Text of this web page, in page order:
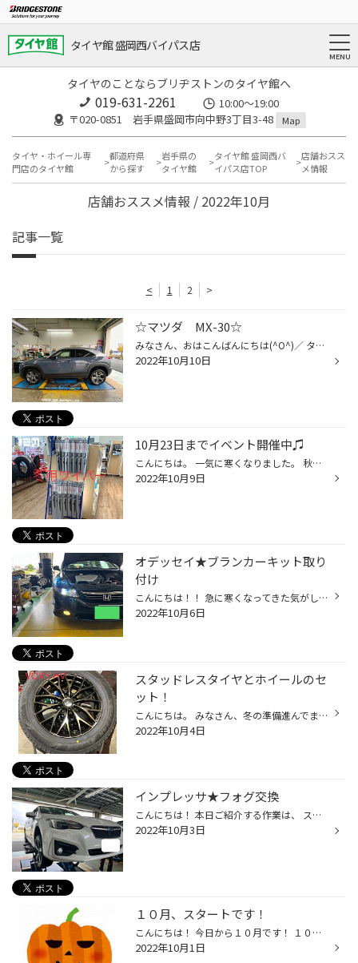
タイヤ館 盛岡西バイパス店
タイヤのことならブリヂストンのタイヤ館へ
019-631-2261
10:00～19:00
〒020-0851 岩手県盛岡市向中野3丁目3-48
Map
タイヤ・ホイール専
門店のタイヤ館
都道府県
から探す
岩手県の
タイヤ館
タイヤ館 盛岡西バ
イパス店TOP
店舗おスス
メ情報
店舗おススメ情報 / 2022年10月
記事一覧
< 1 2 >
☆マツダ MX-30☆
みなさん、おはこんばんにちは(^O^)／ タイヤ館盛岡西バイパス店です。 本日は、ホイールセットでご購入いただきました♪ マツダ MX-30のご紹介 Before 純正アルミ After ホイールは SUVENCER AW5ｓをチョイスしていただきました♪ VRX3とのSETでワンサイズインチダウン SUVに似合うホイールデザイン...
2022年10月10日
10月23日までイベント開催中♫
こんにちは。 一気に寒くなりました。 秋を通り越して、冬のよう。 でも、岩手の冬は、もっと厳しい寒さですね(･_･; みなさま、冬の準備は進んでますか？ 当店では、1O月8日から23日までSALEやってます。 これからやってくる冬に備えて、応援したいSALE！！ タイヤ、ホイールご購入者には、ささやか...
2022年10月9日
オデッセイ★ブランカーキット取り
付け
こんにちは！！ 急に寒くなってきた気がしますね(汗) 皆さん風邪を引かないように 気をつけてくださいね！ 今日ご紹介する作業は ホンダ・オデッセイの ブランカーキット取り付けです！ 交換前の写真がこちらです！ オーナー様より、 今のライトのHIDが見えづらいとの ご相談を受けまして、 こちら...
2022年10月6日
スタッドレスタイヤとホイールのセ
ット！
こんにちは。 みなさん、冬の準備進んでましたか？ 岩手の冬のは、すぐそこまでやってきてます。 今回、スタッドレスタイヤとホイールセットのご紹介です。 新型 VOXY HV VRX3 205／65R 16 レオニス MX 16X65 5／114 40 PBMC/TI オーナー様、ホイールの色合いが気に入りご購入いただきました。 ...
2022年10月4日
インプレッサ★フォグ交換
こんにちは！ 本日ご紹介する作業は、 スバル・インプレッサのフォグ交換です！ タイヤ交換で入庫した際に、 オーナー様よりご依頼いただき 交換させていただきました！ 取り付けたのは、 CATZ ツインカラーLED フォグコンバーションキット こちら白と黄色の切り替えができる タイプなので、好きな...
2022年10月3日
１０月、スタートです！
こんにちは！ 今日から１０月です！ １０月といえば・・・ ハロウィンですかね笑 ハロウィンとはあまり関係ありませんが そろそろ冬タイヤへの履き替えシーズンが 始まる頃ですね！ 混みあう前の早めの交換を オススメしております！ １０月も皆様のご来店を 心よりお待ちしております♪
2022年10月1日